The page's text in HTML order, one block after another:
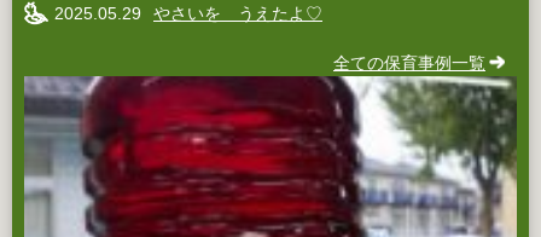
2025.05.29 やさいを うえたよ♡
全ての保育事例一覧